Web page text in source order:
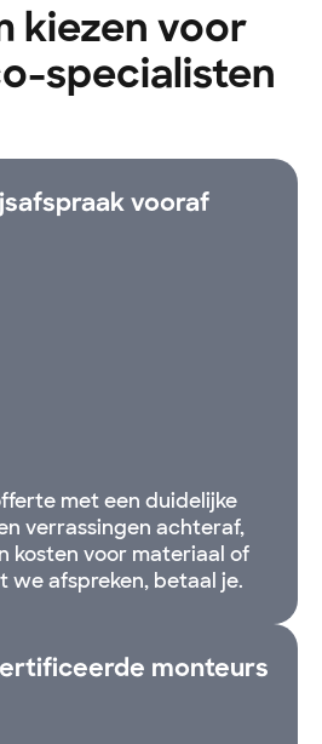
kiezen voor
specialisten
vooraf
met een duidelijke
verrassingen achteraf,
kosten voor materiaal of
we afspreken, betaal je.
monteurs